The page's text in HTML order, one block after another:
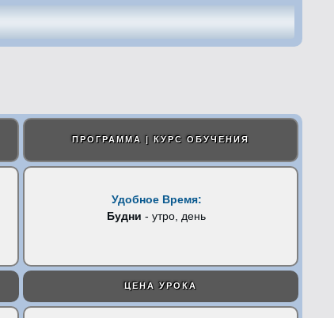
ПРОГРАММА | КУРС ОБУЧЕНИЯ
Удобное Время:
Будни - утро, день
ЦЕНА УРОКА